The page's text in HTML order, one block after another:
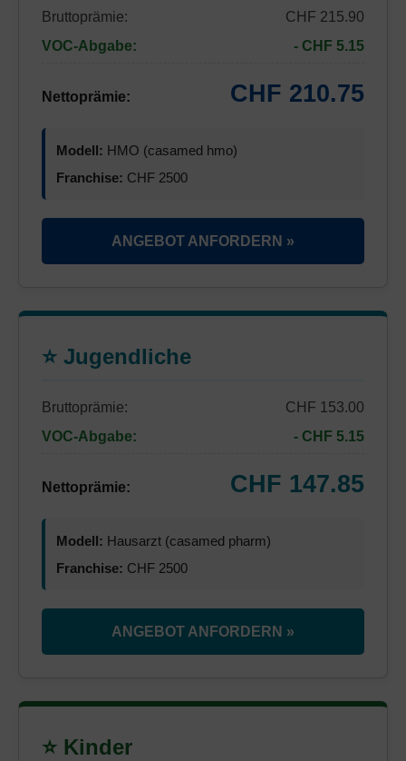
Bruttoprämie:
CHF 215.90
VOC-Abgabe:
- CHF 5.15
Nettoprämie: CHF 210.75
Modell: HMO (casamed hmo)
Franchise: CHF 2500
ANGEBOT ANFORDERN »
⭐ Jugendliche
Bruttoprämie:
CHF 153.00
VOC-Abgabe:
- CHF 5.15
Nettoprämie: CHF 147.85
Modell: Hausarzt (casamed pharm)
Franchise: CHF 2500
ANGEBOT ANFORDERN »
⭐ Kinder